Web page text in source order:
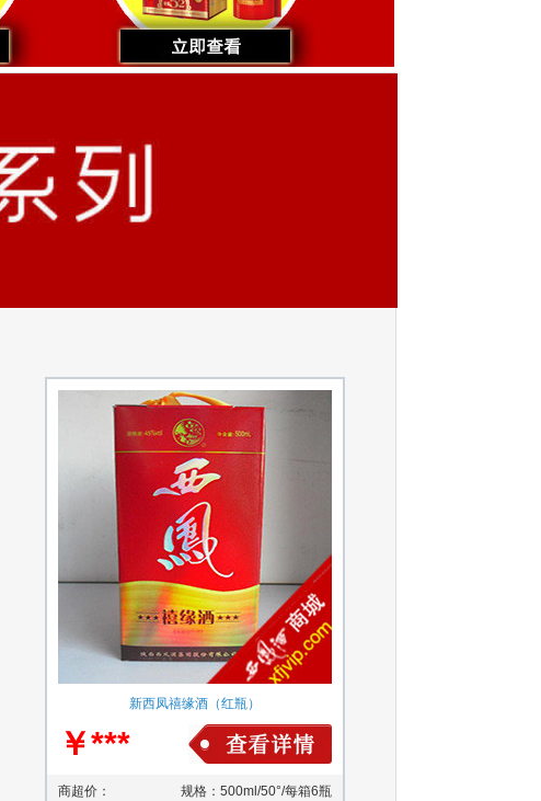
新西凤禧缘酒（红瓶）
￥***
商超价： 规格：500ml/50°/每箱6瓶